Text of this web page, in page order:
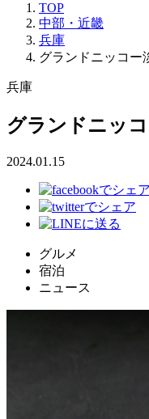
TOP
中部・近畿
兵庫
グランドニッコー
兵庫
グランドニッ
2024.01.15
グルメ
宿泊
ニュース